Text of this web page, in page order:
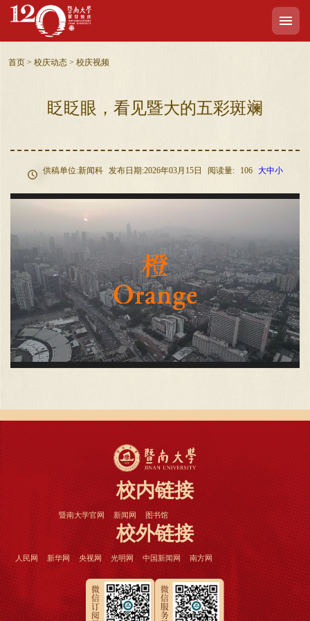
首页 > 校庆动态 > 校庆视频
眨眨眼，看见暨大的五彩斑斓
供稿单位:新闻科 发布日期:2026年03月15日 阅读量: 106 大中小
校内链接
暨南大学官网 新闻网 图书馆
校外链接
人民网 新华网 央视网 光明网 中国新闻网 南方网